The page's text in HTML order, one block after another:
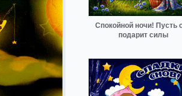
Спокойной ночи! Пусть
подарит силы